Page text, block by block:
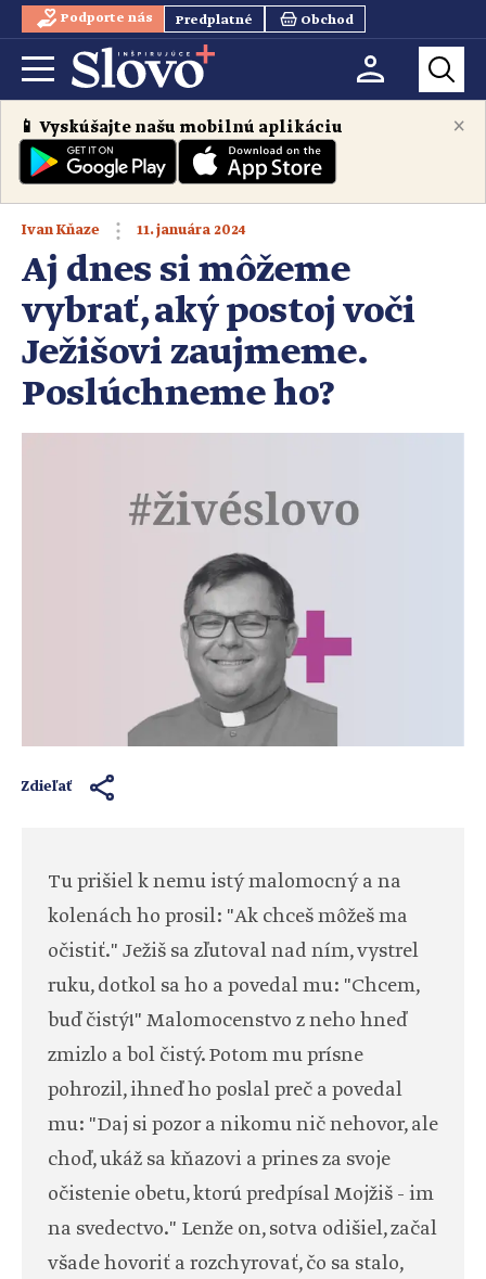
Podporte nás Predplatné Obchod
×
📱 Vyskúšajte našu mobilnú aplikáciu
Ivan Kňaze 11. januára 2024
Aj dnes si môžeme
vybrať, aký postoj voči
Ježišovi zaujmeme.
Poslúchneme ho?
Zdieľať
Tu prišiel k nemu istý malomocný a na
kolenách ho prosil: "Ak chceš môžeš ma
očistiť." Ježiš sa zľutoval nad ním, vystrel
ruku, dotkol sa ho a povedal mu: "Chcem,
buď čistý!" Malomocenstvo z neho hneď
zmizlo a bol čistý. Potom mu prísne
pohrozil, ihneď ho poslal preč a povedal
mu: "Daj si pozor a nikomu nič nehovor, ale
choď, ukáž sa kňazovi a prines za svoje
očistenie obetu, ktorú predpísal Mojžiš - im
na svedectvo." Lenže on, sotva odišiel, začal
všade hovoriť a rozchyrovať, čo sa stalo,